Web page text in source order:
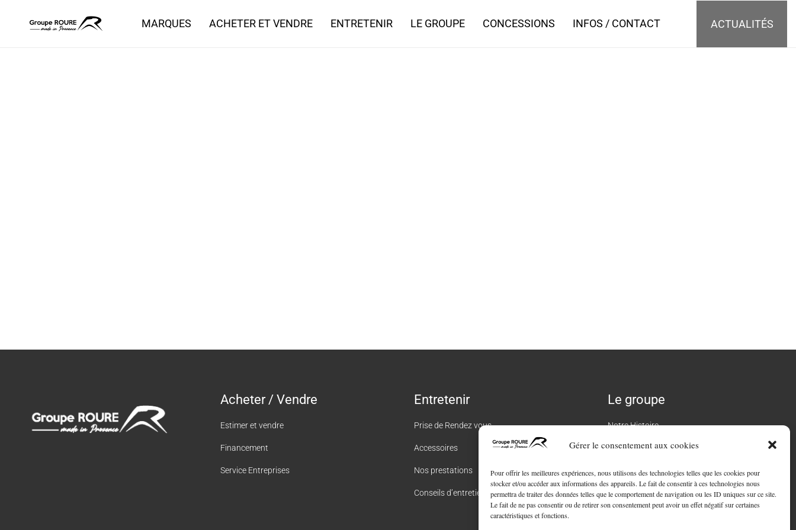
Gérer le consentement aux cookies
Pour offrir les meilleures expériences, nous utilisons des technologies telles que les cookies pour
stocker et/ou accéder aux informations des appareils. Le fait de consentir à ces technologies nous
permettra de traiter des données telles que le comportement de navigation ou les ID uniques sur ce site.
Le fait de ne pas consentir ou de retirer son consentement peut avoir un effet négatif sur certaines
caractéristiques et fonctions.
MARQUES ACHETER ET VENDRE ENTRETENIR LE GROUPE CONCESSIONS INFOS / CONTACT ACTUALITÉS
Acheter / Vendre
Estimer et vendre
Financement
Service Entreprises
Entretenir
Prise de Rendez vous
Accessoires
Nos prestations
Conseils d’entretien
Le groupe
Notre Histoire
L’équipe Roure
Carrière
Engagement RSE